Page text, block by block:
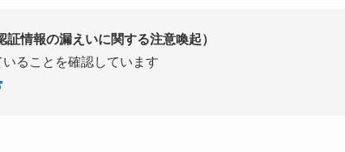
情報の漏えいに関する注意喚起）
ることを確認しています